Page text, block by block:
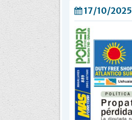
17/10/2025